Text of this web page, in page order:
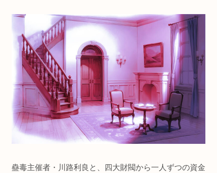
蠱毒主催者・川路利良と、四大財閥から一人ずつの資金